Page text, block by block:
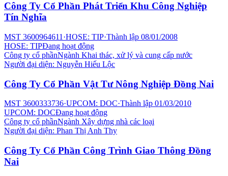
Công Ty Cổ Phần Phát Triển Khu Công Nghiệp
Tín Nghĩa
MST 3600964611 ·HOSE: TIP·Thành lập 08/01/2008
HOSE: TIPĐang hoạt động
Công ty cổ phầnNgành Khai thác, xử lý và cung cấp nước
Người đại diện: Nguyễn Hiếu Lộc
Công Ty Cổ Phần Vật Tư Nông Nghiệp Đồng Nai
MST 3600333736·UPCOM: DOC·Thành lập 01/03/2010
UPCOM: DOCĐang hoạt động
Công ty cổ phầnNgành Xây dựng nhà các loại
Người đại diện: Phan Thị Anh Thy
Công Ty Cổ Phần Công Trình Giao Thông Đồng
Nai